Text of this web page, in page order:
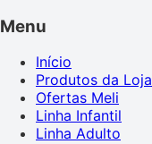
Menu
Início
Produtos da Loja
Ofertas Meli
Linha Infantil
Linha Adulto